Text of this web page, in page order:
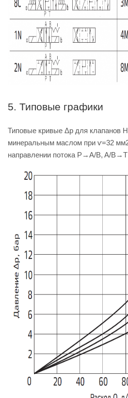
5. Типовые графики
Типовые кривые Δp для клапанов
минеральным маслом при ѵ=32
направлении потока P→A/B, A/